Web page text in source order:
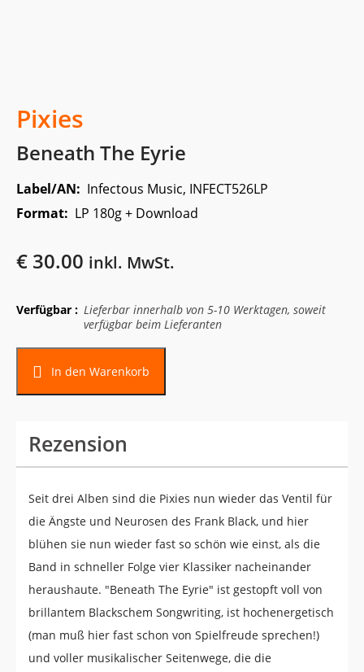
Pixies
Beneath The Eyrie
Label/AN: Infectous Music, INFECT526LP
Format: LP 180g + Download
€ 30.00 inkl. MwSt.
Verfügbar : Lieferbar innerhalb von 5-10 Werktagen, soweit
verfügbar beim Lieferanten
In den Warenkorb
Rezension
Seit drei Alben sind die Pixies nun wieder das Ventil für
die Ängste und Neurosen des Frank Black, und hier
blühen sie nun wieder fast so schön wie einst, als die
Band in schneller Folge vier Klassiker nacheinander
heraushaute. "Beneath The Eyrie" ist gestopft voll von
brillantem Blackschem Songwriting, ist hochenergetisch
(man muß hier fast schon von Spielfreude sprechen!)
und voller musikalischer Seitenwege, die die